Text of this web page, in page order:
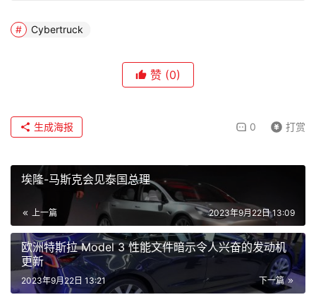
Cybertruck
赞 (0)
0 打赏
生成海报
埃隆-马斯克会见泰国总理
上一篇 2023年9月22日 13:09
欧洲特斯拉 Model 3 性能文件暗示令人兴奋的发动机
更新
下一篇
2023年9月22日 13:21